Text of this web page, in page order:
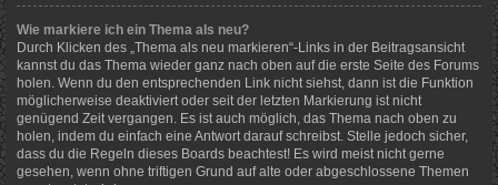
Wie markiere ich ein Thema als neu?
Durch Klicken des „Thema als neu markieren“-Links in der Beitragsansicht
kannst du das Thema wieder ganz nach oben auf die erste Seite des Forums
holen. Wenn du den entsprechenden Link nicht siehst, dann ist die Funktion
möglicherweise deaktiviert oder seit der letzten Markierung ist nicht
genügend Zeit vergangen. Es ist auch möglich, das Thema nach oben zu
holen, indem du einfach eine Antwort darauf schreibst. Stelle jedoch sicher,
dass du die Regeln dieses Boards beachtest! Es wird meist nicht gerne
gesehen, wenn ohne triftigen Grund auf alte oder abgeschlossene Themen